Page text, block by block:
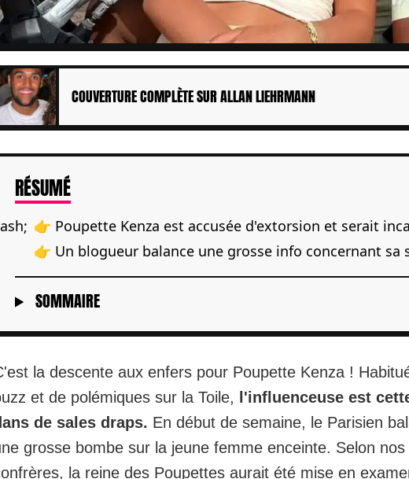
COUVERTURE COMPLÈTE SUR ALLAN LIEHRMANN
RÉSUMÉDE L'ARTICLE
👉 Poupette Kenza est accusée d'extorsion et serait
👉 Un blogueur balance une grosse info concernant sa
SOMMAIRE
la descente aux enfers pour Poupette Kenza !
et de polémiques sur la Toile, l'influenceuse est
de sales draps. En début de semaine, le Parisien
grosse bombe sur la jeune femme enceinte. Selon nos
la reine des Poupettes aurait été mise en